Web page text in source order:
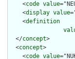
    <
code value
    <
display value
    <
definition
  </
concept>
  <
concept>
    <
code value